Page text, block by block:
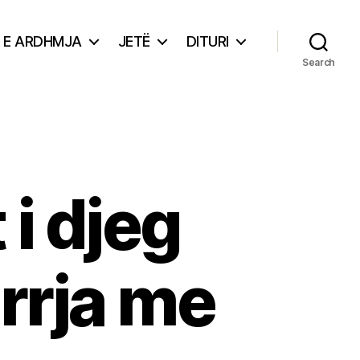
E ARDHMJA JETË DITURI
Search
i djeg
me